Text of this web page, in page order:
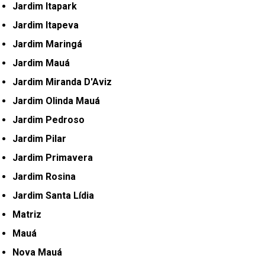
Jardim Itapark
Jardim Itapeva
Jardim Maringá
Jardim Mauá
Jardim Miranda D'Aviz
Jardim Olinda Mauá
Jardim Pedroso
Jardim Pilar
Jardim Primavera
Jardim Rosina
Jardim Santa Lídia
Matriz
Mauá
Nova Mauá